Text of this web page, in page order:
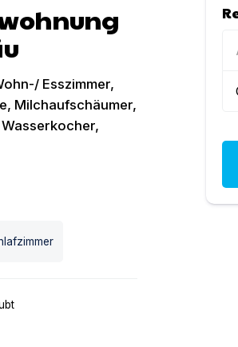
Esszimmer,
Milchaufschäumer,